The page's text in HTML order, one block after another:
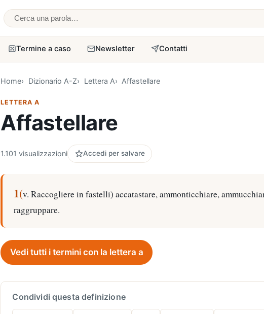
Cerca una parola
Termine a caso Newsletter Contatti
Home Dizionario A-Z Lettera A Affastellare
LETTERA A
Affastellare
1.101 visualizzazioni Accedi per salvare
1(v. Raccogliere in fastelli) accatastare, ammonticchiare,
raggruppare.
Vedi tutti i termini con la lettera a
Condividi questa definizione